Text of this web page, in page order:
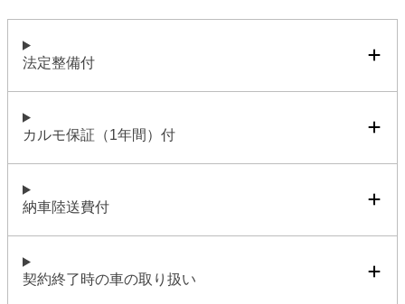
法定整備付
カルモ保証（1年間）付
納車陸送費付
契約終了時の車の取り扱い